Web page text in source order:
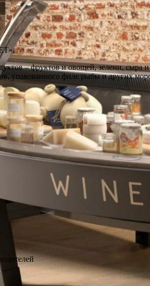
– фруктов и овощей, зелени, сыра
упакованного филе рыбы и других